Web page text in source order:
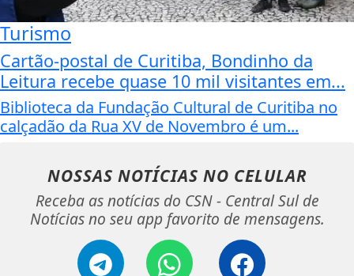
Turismo
Cartão-postal de Curitiba, Bondinho da
Leitura recebe quase 10 mil visitantes em...
Biblioteca da Fundação Cultural de Curitiba no
calçadão da Rua XV de Novembro é um...
NOSSAS NOTÍCIAS NO CELULAR
Receba as notícias do CSN - Central Sul de
Notícias no seu app favorito de mensagens.